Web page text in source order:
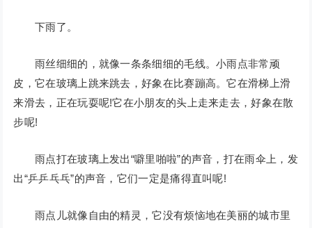
下雨了。
雨丝细细的，就像一条条细细的毛线。小雨点非常顽
皮，它在玻璃上跳来跳去，好象在比赛蹦高。它在滑梯上滑
来滑去，正在玩耍呢!它在小朋友的头上走来走去，好象在散
步呢!
雨点打在玻璃上发出“噼里啪啦”的声音，打在雨伞上，发
出“乒乒乓乓”的声音，它们一定是痛得直叫呢!
雨点儿就像自由的精灵，它没有烦恼地在美丽的城市里